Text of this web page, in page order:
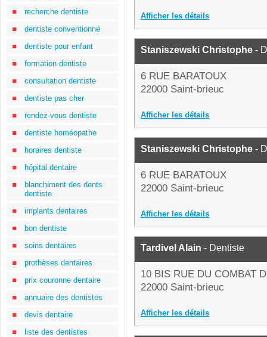
recherche dentiste
dentiste conventionné
dentiste pour enfant
formation dentiste
consultation dentiste
dentiste pas cher
rendez-vous dentiste
dentiste homéopathe
horaires dentiste
hôpital dentaire
blanchiment des dents
dentiste
implants dentaires
bon dentiste
soins dentaires
prothèses dentaires
prix couronne dentaire
annuaire des dentistes
devis dentaire
liste des dentistes
Afficher les détails
Staniszewski Christophe -
6 RUE BARATOUX
22000 Saint-brieuc
Afficher les détails
Staniszewski Christophe -
6 RUE BARATOUX
22000 Saint-brieuc
Afficher les détails
Tardivel Alain - Dentiste
10 BIS RUE DU COMBAT
22000 Saint-brieuc
Afficher les détails